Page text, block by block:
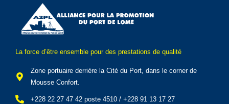
La force d’être ensemble pour des prestations de qualité
Zone portuaire derrière la Cité du Port, dans le corner de
Mousse Confort.
+228 22 27 47 42 poste 4510 / +228 91 13 17 27